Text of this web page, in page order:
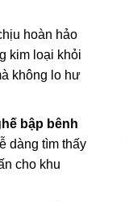
hoàn hảo
kim loại khỏi
không lo hư
bập bênh
dàng tìm thấy
cho khu